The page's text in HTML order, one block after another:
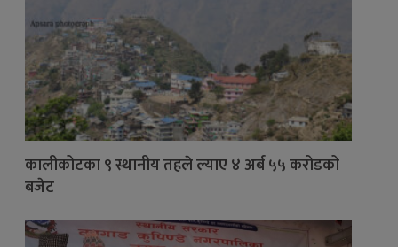
कालीकोटका ९ स्थानीय तहले ल्याए ४ अर्ब ५५ करोडको
बजेट